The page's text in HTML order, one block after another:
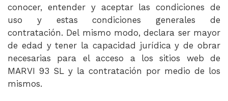
conocer, entender y aceptar las condiciones de
uso y estas condiciones generales de
contratación. Del mismo modo, declara ser mayor
de edad y tener la capacidad jurídica y de obrar
necesarias para el acceso a los sitios web de
MARVI 93 SL y la contratación por medio de los
mismos.